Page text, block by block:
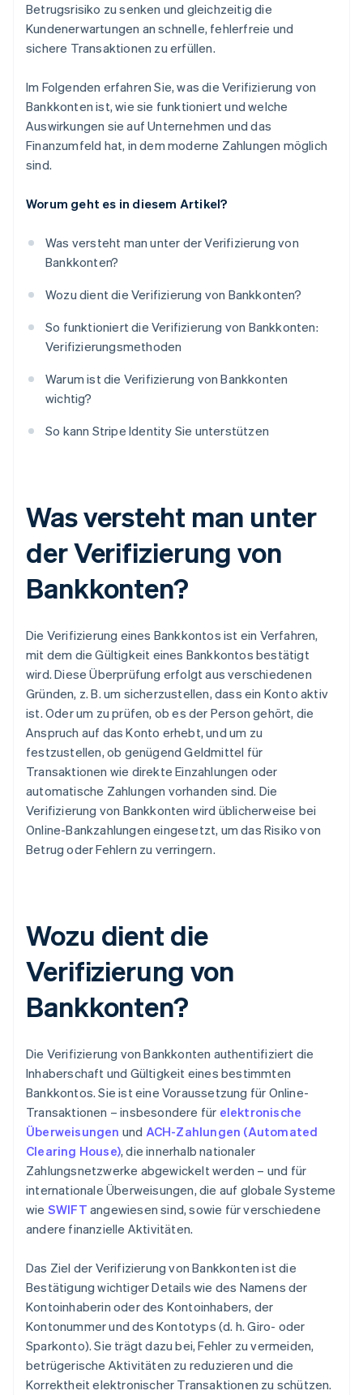
Betrugsrisiko zu senken und gleichzeitig die
Kundenerwartungen an schnelle, fehlerfreie und
sichere Transaktionen zu erfüllen.
Im Folgenden erfahren Sie, was die Verifizierung von
Bankkonten ist, wie sie funktioniert und welche
Auswirkungen sie auf Unternehmen und das
Finanzumfeld hat, in dem moderne Zahlungen möglich
sind.
Worum geht es in diesem Artikel?
Was versteht man unter der Verifizierung von
Bankkonten?
Wozu dient die Verifizierung von Bankkonten?
So funktioniert die Verifizierung von Bankkonten:
Verifizierungsmethoden
Warum ist die Verifizierung von Bankkonten
wichtig?
So kann Stripe Identity Sie unterstützen
Was versteht man unter
der Verifizierung von
Bankkonten?
Die Verifizierung eines Bankkontos ist ein Verfahren,
mit dem die Gültigkeit eines Bankkontos bestätigt
wird. Diese Überprüfung erfolgt aus verschiedenen
Gründen, z. B. um sicherzustellen, dass ein Konto aktiv
ist. Oder um zu prüfen, ob es der Person gehört, die
Anspruch auf das Konto erhebt, und um zu
festzustellen, ob genügend Geldmittel für
Transaktionen wie direkte Einzahlungen oder
automatische Zahlungen vorhanden sind. Die
Verifizierung von Bankkonten wird üblicherweise bei
Online-Bankzahlungen eingesetzt, um das Risiko von
Betrug oder Fehlern zu verringern.
Wozu dient die
Verifizierung von
Bankkonten?
Die Verifizierung von Bankkonten authentifiziert die
Inhaberschaft und Gültigkeit eines bestimmten
Bankkontos. Sie ist eine Voraussetzung für Online-
Transaktionen – insbesondere für elektronische
Überweisungen und ACH-Zahlungen (Automated
Clearing House), die innerhalb nationaler
Zahlungsnetzwerke abgewickelt werden – und für
internationale Überweisungen, die auf globale Systeme
wie SWIFT angewiesen sind, sowie für verschiedene
andere finanzielle Aktivitäten.
Das Ziel der Verifizierung von Bankkonten ist die
Bestätigung wichtiger Details wie des Namens der
Kontoinhaberin oder des Kontoinhabers, der
Kontonummer und des Kontotyps (d. h. Giro- oder
Sparkonto). Sie trägt dazu bei, Fehler zu vermeiden,
betrügerische Aktivitäten zu reduzieren und die
Korrektheit elektronischer Transaktionen zu schützen.